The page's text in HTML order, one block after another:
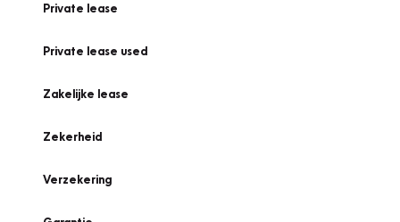
Private lease
Private lease used
Zakelijke lease
Zekerheid
Verzekering